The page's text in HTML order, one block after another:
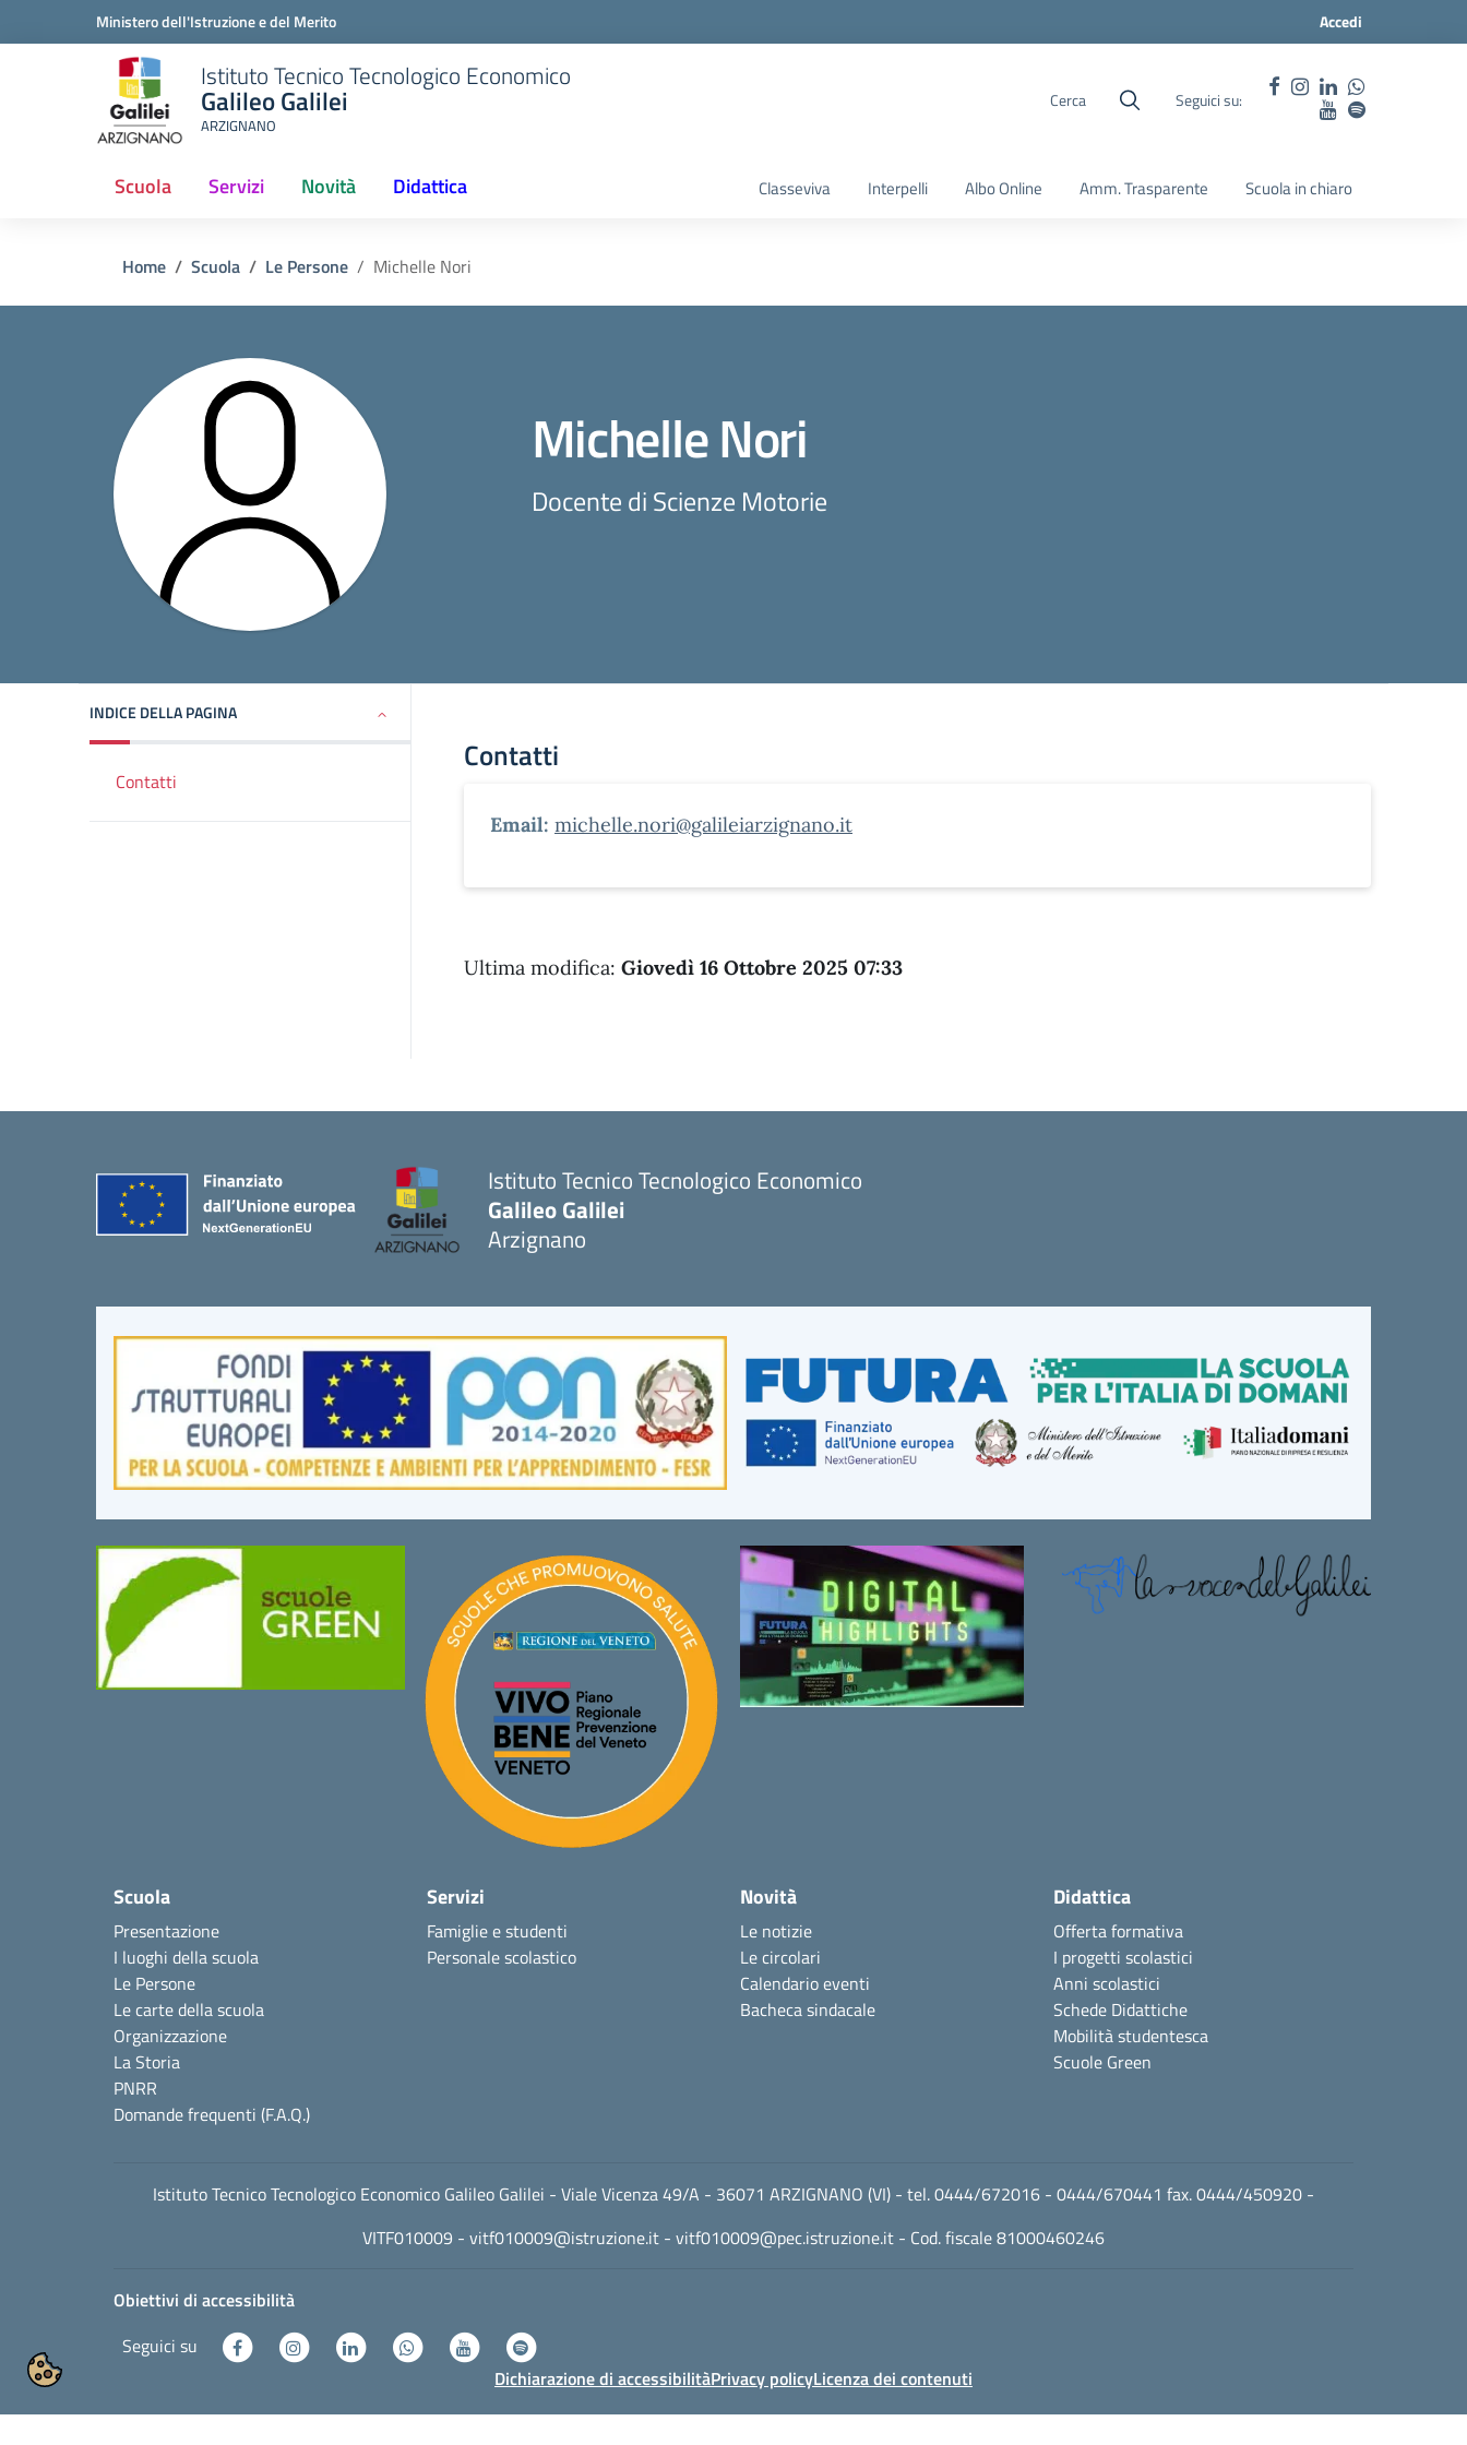
Ministero dell'Istruzione e del Merito Accedi
Istituto Tecnico Tecnologico Economico
Galileo Galilei
ARZIGNANO
Cerca Seguici su:
Scuola Servizi Novità Didattica Classeviva Interpelli Albo Online Amm. Trasparente Scuola in chiaro
Home Scuola Le Persone Michelle Nori
Michelle Nori
Docente di Scienze Motorie
INDICE DELLA PAGINA
Contatti
Contatti
Email: michelle.nori@galileiarzignano.it
Ultima modifica: Giovedì 16 Ottobre 2025 07:33
Istituto Tecnico Tecnologico Economico
Galileo Galilei
Arzignano
Scuola
Presentazione
I luoghi della scuola
Le Persone
Le carte della scuola
Organizzazione
La Storia
PNRR
Domande frequenti (F.A.Q.)
Servizi
Famiglie e studenti
Personale scolastico
Novità
Le notizie
Le circolari
Calendario eventi
Bacheca sindacale
Didattica
Offerta formativa
I progetti scolastici
Anni scolastici
Schede Didattiche
Mobilità studentesca
Scuole Green
Istituto Tecnico Tecnologico Economico Galileo Galilei - Viale Vicenza 49/A - 36071 ARZIGNANO (VI) - tel. 0444/672016 - 0444/670441 fax. 0444/450920 -
VITF010009 - vitf010009@istruzione.it - vitf010009@pec.istruzione.it - Cod. fiscale 81000460246
Obiettivi di accessibilità
Seguici su
Dichiarazione di accessibilitàPrivacy policyLicenza dei contenuti